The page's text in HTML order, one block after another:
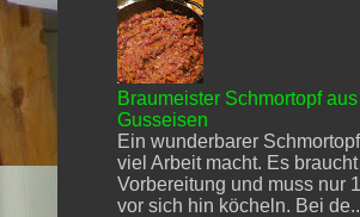
Braumeister Schmortopf
Gusseisen
Ein wunderbarer
viel Arbeit macht. Es
Vorbereitung und muss nur
vor sich hin köcheln. Bei